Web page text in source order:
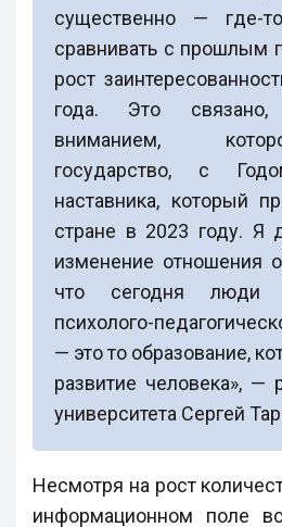
существенно — где-
сравнивать с
рост
года. Это
вниманием,
государство, с
наставника, который
стране в 2023 году. Я
изменение отношения
что сегодня люди
психолого-
— это то образование,
развитие человека», —
университета Сергей
Несмотря на рост
информационном поле